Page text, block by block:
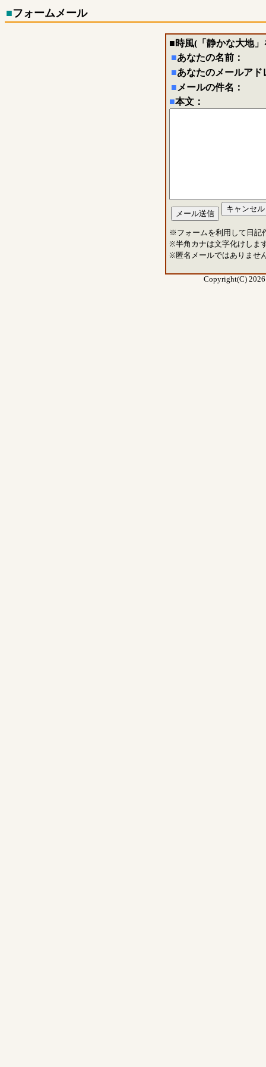
■フォームメール
■時風(「静かな大地
■あなたの名前：
■あなたのメールアド
■ メールの件名：
■本文：
※フォームを利用して日記
※半角カナは文字化けしま
※匿名メールではありませ
Copyright(C)